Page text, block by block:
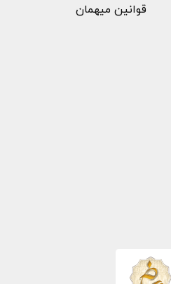
قوانین میهمان